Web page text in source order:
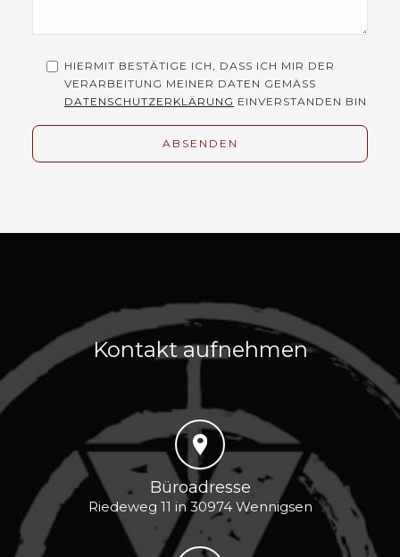
HIERMIT BESTÄTIGE ICH, DASS ICH MIR DER
VERARBEITUNG MEINER DATEN GEMÄSS
DATENSCHUTZERKLÄRUNG EINVERSTANDEN BIN
Kontakt aufnehmen
Büroadresse
Riedeweg 11 in 30974 Wennigsen